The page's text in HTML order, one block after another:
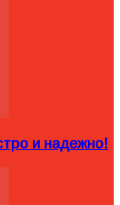
и надежно!